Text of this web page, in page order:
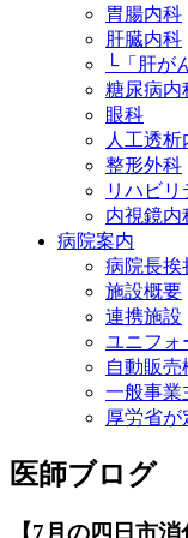
胃腸内科
肝臓内科
└「肝が
糖尿病内
眼科
人工透析
整形外科
リハビ
内視鏡内
病院案内
病院長挨
施設概要
連携施設
ユニフォ
自動販売
一般事業
厚労省
医師ブログ
【7月の四日市